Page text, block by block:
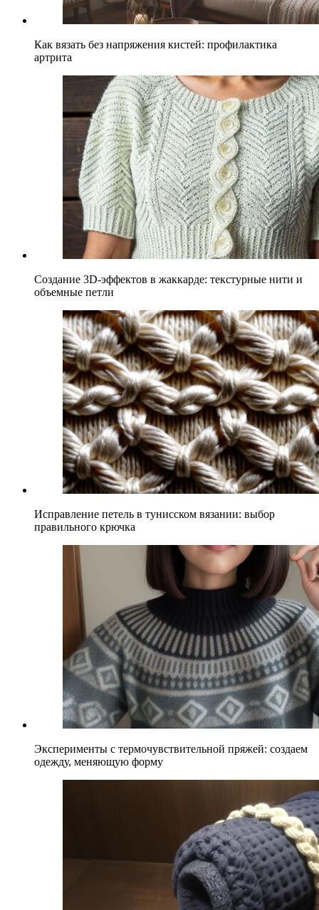
Как вязать без напряжения кистей: профилактика
артрита
Создание 3D-эффектов в жаккарде: текстурные нити и
объемные петли
Исправление петель в тунисском вязании: выбор
правильного крючка
Эксперименты с термочувствительной пряжей: создаем
одежду, меняющую форму